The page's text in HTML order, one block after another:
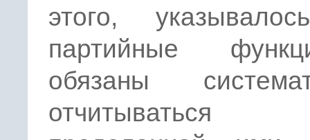
этого,
партийные
обязаны